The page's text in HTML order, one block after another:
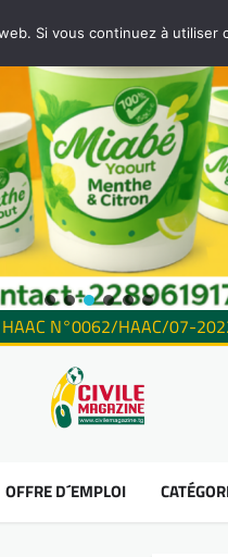
HAAC N°0062/HAAC/07-
OFFRE D´EMPLOI
Si vous continuez à